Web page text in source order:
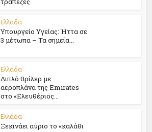
Ελλάδα
Υπουργείο Υγείας: Ήττα σε
3 μέτωπα – Τα σημεία...
Ελλάδα
Διπλό θρίλερ με
αεροπλάνα της Emirates
στο «Ελευθέριος...
Ελλάδα
Ξεκινάει αύριο το «καλάθι